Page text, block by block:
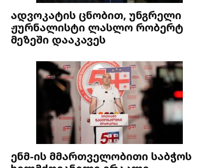
ადვოკატის ცნობით, უნგრელი
ჟურნალისტი ლასლო რობერტ
მეზეში დააკავეს
ენმ-ის მმართველობითი საბჭოს